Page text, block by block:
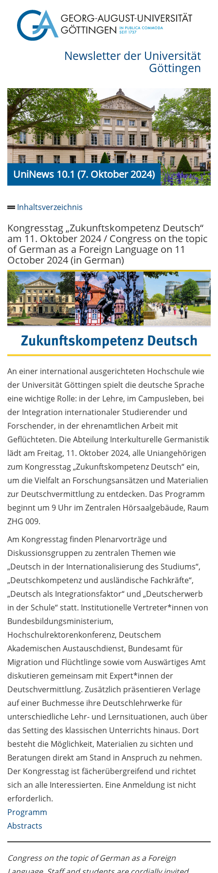
Newsletter der Universität
Göttingen
UniNews 10.1 (7. Oktober 2024)
Inhaltsverzeichnis
Senat beschließt Antrag auf
Abwahl des Präsidenten /
Senate passes motion to vote
out the President
Allgemein / General 10.1
Zweiter Anlauf:
Mobilitätsumfrage an der
Universität / Mobility survey
at the University
Bombenentschärfung am 12.
Oktober 2024 –
Zentralcampus bleibt
geschlossen / Reminder:
Suspected bomb disposal on
12 October 2024 – central
campus remains closed
Göttingen Campus Postdoc
Committee sucht Mitglieder /
Göttingen Campus Postdoc
Committee recruiting now
Kongresstag
„Zukunftskompetenz Deutsch“
am 11. Oktober 2024 /
Congress on the topic of
German as a Foreign
Language on 11 October 2024
(in German)
Vortrag von Prof. Dr. Jana
Lasser am 17. Oktober 2024 /
Expert Talk by Professor Jana
Lasser on 17 October, 2024:
“Hierarchy and abuse of
power: challenges in the
scientific work environment”
(in English)
Veranstaltungsreihe „science
& arts“ der Universität
Göttingen ab 19. Oktober
2024 beim Literaturherbst /
University of Göttingen’s
„science & arts“ event series
at „Göttinger Literaturherbst“
from 19 October 2024 (in
German)
Förderung interdisziplinärer
Forschungssymposien:
Kongresstag „Zukunftskompetenz Deutsch“
am 11. Oktober 2024 / Congress on the topic
of German as a Foreign Language on 11
October 2024 (in German)
An einer international ausgerichteten Hochschule wie
der Universität Göttingen spielt die deutsche Sprache
eine wichtige Rolle: in der Lehre, im Campusleben, bei
der Integration internationaler Studierender und
Forschender, in der ehrenamtlichen Arbeit mit
Geflüchteten. Die Abteilung Interkulturelle Germanistik
lädt am Freitag, 11. Oktober 2024, alle Uniangehörigen
zum Kongresstag „Zukunftskompetenz Deutsch“ ein,
um die Vielfalt an Forschungsansätzen und Materialien
zur Deutschvermittlung zu entdecken. Das Programm
beginnt um 9 Uhr im Zentralen Hörsaalgebäude, Raum
ZHG 009.
Am Kongresstag finden Plenarvorträge und
Diskussionsgruppen zu zentralen Themen wie
„Deutsch in der Internationalisierung des Studiums“,
„Deutschkompetenz und ausländische Fachkräfte“,
„Deutsch als Integrationsfaktor“ und „Deutscherwerb
in der Schule“ statt. Institutionelle Vertreter*innen von
Bundesbildungsministerium,
Hochschulrektorenkonferenz, Deutschem
Akademischen Austauschdienst, Bundesamt für
Migration und Flüchtlinge sowie vom Auswärtiges Amt
diskutieren gemeinsam mit Expert*innen der
Deutschvermittlung. Zusätzlich präsentieren Verlage
auf einer Buchmesse ihre Deutschlehrwerke für
unterschiedliche Lehr- und Lernsituationen, auch über
das Setting des klassischen Unterrichts hinaus. Dort
besteht die Möglichkeit, Materialien zu sichten und
Beratungen direkt am Stand in Anspruch zu nehmen.
Der Kongresstag ist fächerübergreifend und richtet
sich an alle Interessierten. Eine Anmeldung ist nicht
erforderlich.
Programm
Abstracts
Congress on the topic of German as a Foreign